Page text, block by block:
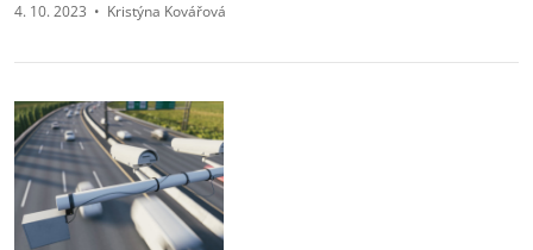
4. 10. 2023 • Kristýna Kovářová